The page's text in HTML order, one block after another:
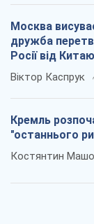
Москва
дружба
Росії від Китаю
Віктор Каспрук
Кремль
"останнього
Костянтин